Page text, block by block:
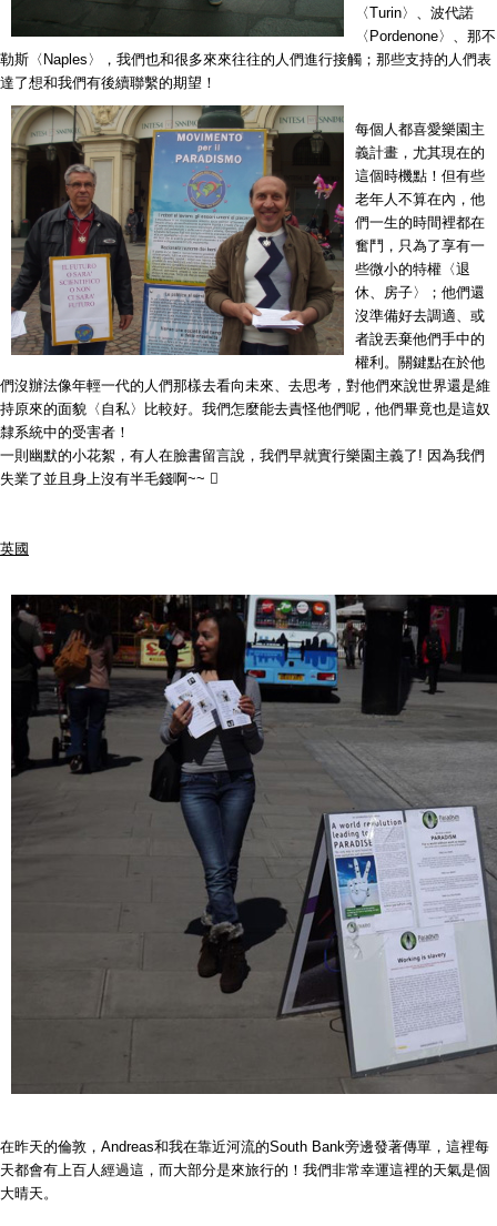
〈Turin〉、波代諾
〈Pordenone〉、那不
勒斯〈Naples〉，我們也和很多來來往往的人們進行接觸；那些支持的人們表
達了想和我們有後續聯繫的期望！
每個人都喜愛樂園主
義計畫，尤其現在的
這個時機點！但有些
老年人不算在內，他
們一生的時間裡都在
奮鬥，只為了享有一
些微小的特權〈退
休、房子〉；他們還
沒準備好去調適、或
者說丟棄他們手中的
權利。關鍵點在於他
們沒辦法像年輕一代的人們那樣去看向未來、去思考，對他們來說世界還是維
持原來的面貌〈自私〉比較好。我們怎麼能去責怪他們呢，他們畢竟也是這奴
隸系統中的受害者！
一則幽默的小花絮，有人在臉書留言說，我們早就實行樂園主義了! 因為我們
失業了並且身上沒有半毛錢啊~~ 
英國
在昨天的倫敦，Andreas和我在靠近河流的South Bank旁邊發著傳單，這裡每
天都會有上百人經過這，而大部分是來旅行的！我們非常幸運這裡的天氣是個
大晴天。